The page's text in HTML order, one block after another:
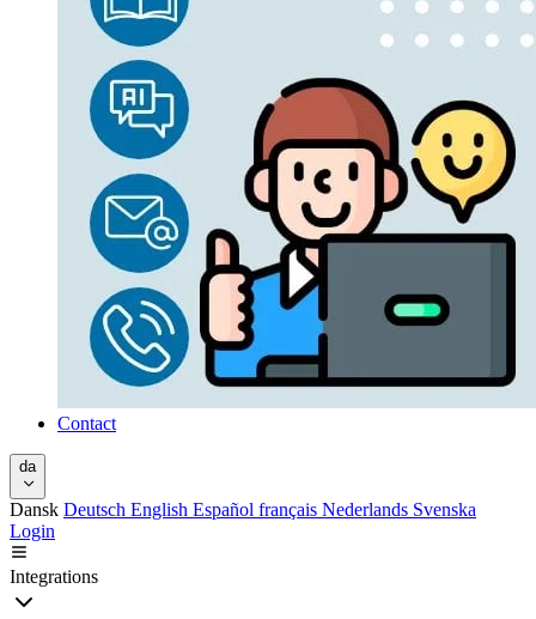
Contact
da
Dansk Deutsch English Español français Nederlands Svenska
Login
Integrations